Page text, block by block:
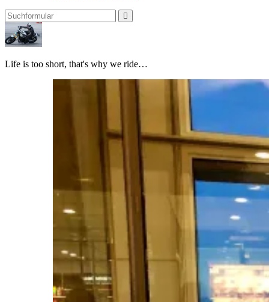
Search
Pit's
Blog
Life is too short, that's why we ride…